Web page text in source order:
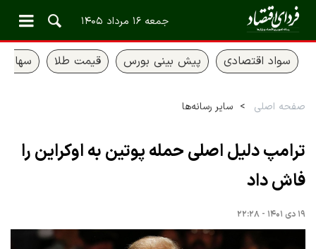
جمعه ۱۶ مرداد ۱۴۰۵
سواد اقتصادی پیش بینی بورس قیمت طلا سهام
صفحه اصلی سایر رسانه‌ها
ترامپ دلیل اصلی حمله پوتین به اوکراین را
فاش داد
۱۹ دی ۱۴۰۱ - ۲۲:۲۸